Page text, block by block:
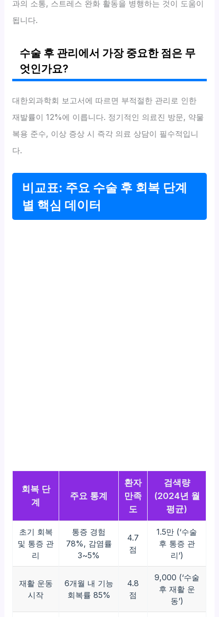
과의 소통, 스트레스 완화 활동을 병행하는 것이 도움이
됩니다.
수술 후 관리에서 가장 중요한 점은 무
엇인가요?
대한외과학회 보고서에 따르면 부적절한 관리로 인한
재발률이 12%에 이릅니다. 정기적인 의료진 방문, 약물
복용 준수, 이상 증상 시 즉각 의료 상담이 필수적입니
다.
비교표: 주요 수술 후 회복 단계
별 핵심 데이터
회복 단
계
주요 통계
환자
만족
도
검색량
(2024년 월
평균)
초기 회복
및 통증 관
리
통증 경험
78%, 감염률
3~5%
4.7
점
1.5만 (‘수술
후 통증 관
리’)
재활 운동
시작
6개월 내 기능
회복률 85%
4.8
점
9,000 (‘수술
후 재활 운
동’)